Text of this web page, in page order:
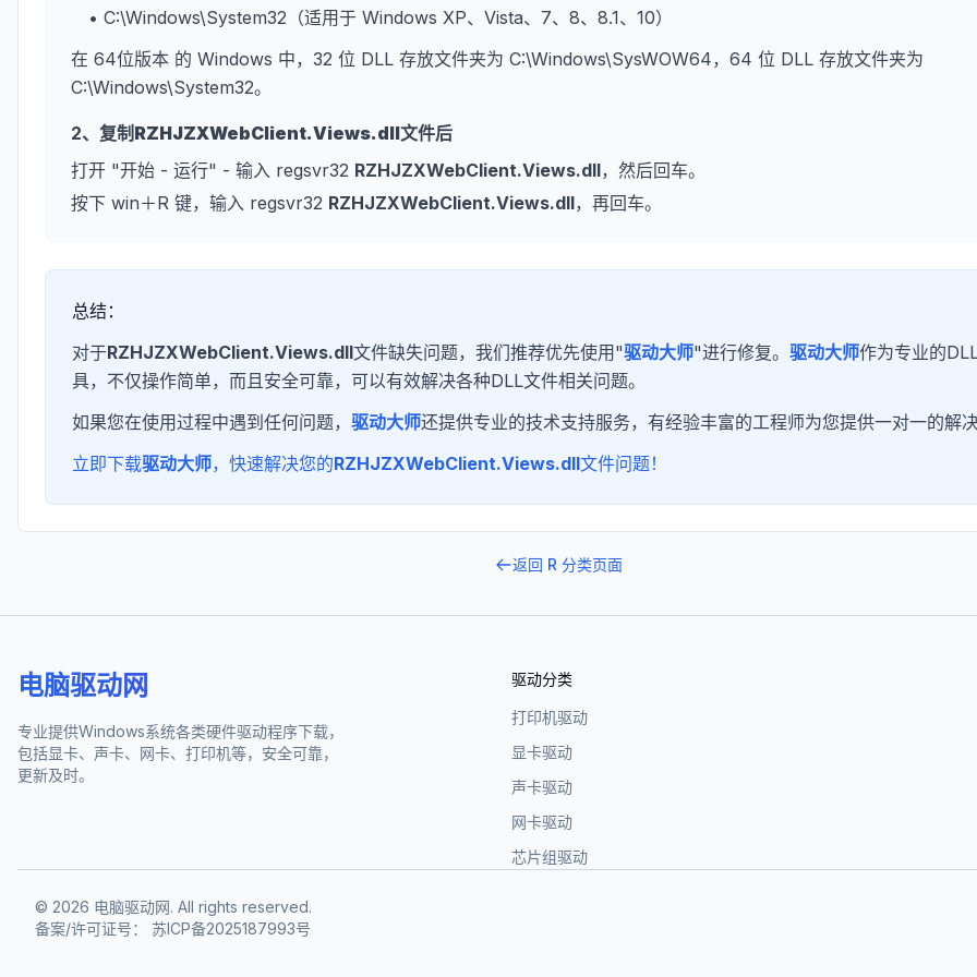
• C:\Windows\System32（适用于 Windows XP、Vista、7、8、8.1、10）
在 64位版本 的 Windows 中，32 位 DLL 存放文件夹为 C:\Windows\SysWOW64，64 位 DLL 存放文件夹为
C:\Windows\System32。
2、复制 RZHJZXWebClient.Views.dll文件后
打开 "开始 - 运行" - 输入 regsvr32 RZHJZXWebClient.Views.dll，然后回车。
按下 win＋R 键，输入 regsvr32 RZHJZXWebClient.Views.dll，再回车。
总结：
对于RZHJZXWebClient.Views.dll文件缺失问题，我们推荐优先使用"驱动大师"进行修复。 驱动大师作为专业的
具，不仅操作简单，而且安全可靠，可以有效解决各种DLL文件相关问题。
如果您在使用过程中遇到任何问题， 驱动大师还提供专业的技术支持服务，有经验丰富的工程师为您提供一对一的解决
立即下载驱动大师，快速解决您的RZHJZXWebClient.Views.dll文件问题！
返回 R 分类页面
电脑驱动网
专业提供Windows系统各类硬件驱动程序下载，
包括显卡、声卡、网卡、打印机等，安全可靠，
更新及时。
驱动分类
打印机驱动
显卡驱动
声卡驱动
网卡驱动
芯片组驱动
© 2026 电脑驱动网. All rights reserved.
备案/许可证号：
苏ICP备2025187993号